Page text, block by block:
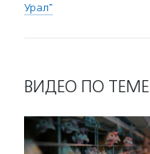
Урал"
ВИДЕО ПО ТЕМЕ